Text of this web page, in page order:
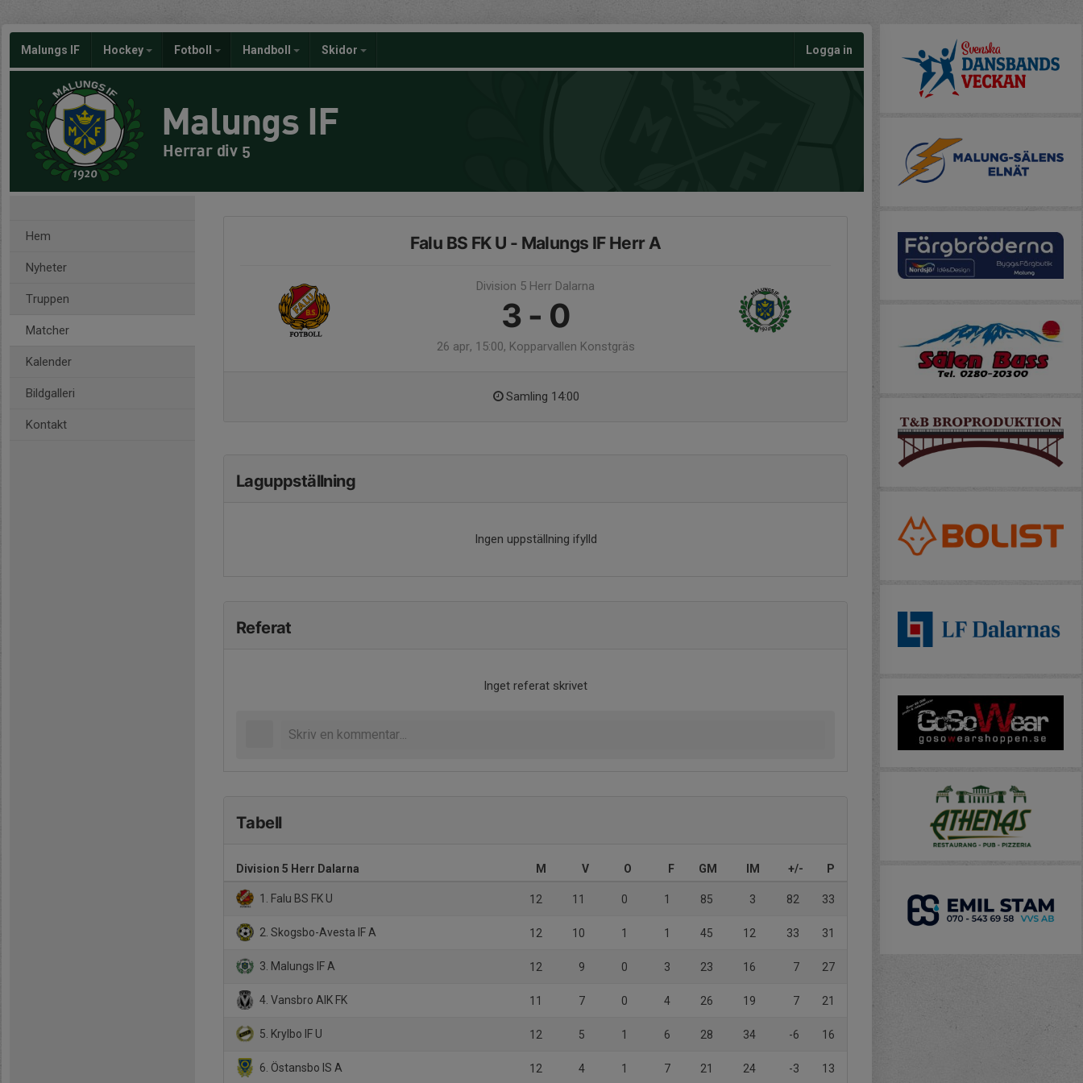
Malungs IF Hockey Fotboll Handboll Skidor Logga in
Malungs IF
Herrar div 5
Hem
Nyheter
Truppen
Matcher
Kalender
Bildgalleri
Kontakt
Falu BS FK U - Malungs IF Herr A
Division 5 Herr Dalarna
3 - 0
26 apr, 15:00, Kopparvallen Konstgräs
Samling 14:00
Laguppställning
Ingen uppställning ifylld
Referat
Inget referat skrivet
Tabell
Division 5 Herr Dalarna M V O F GM IM +/- P
1. Falu BS FK U 12 11 0 1 85 3 82 33
2. Skogsbo-Avesta IF A 12 10 1 1 45 12 33 31
3. Malungs IF A 12 9 0 3 23 16 7 27
4. Vansbro AIK FK 11 7 0 4 26 19 7 21
5. Krylbo IF U 12 5 1 6 28 34 -6 16
6. Östansbo IS A 12 4 1 7 21 24 -3 13